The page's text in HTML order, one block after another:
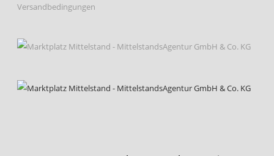
Versandbedingungen